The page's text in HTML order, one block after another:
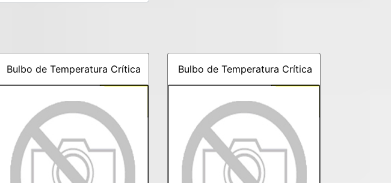
Bulbo de Temperatura Crítica Bulbo de Temperatura Crítica